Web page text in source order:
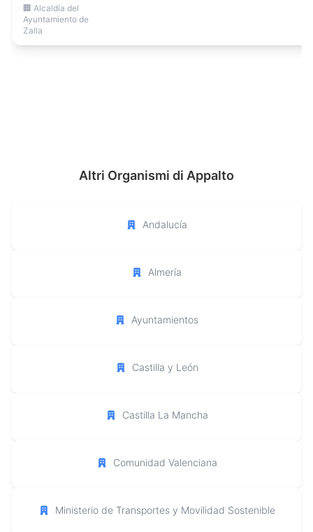
🏢 Alcaldía del
Ayuntamiento de
Zalla
Altri Organismi di Appalto
Andalucía
Almería
Ayuntamientos
Castilla y León
Castilla La Mancha
Comunidad Valenciana
Ministerio de Transportes y Movilidad Sostenible